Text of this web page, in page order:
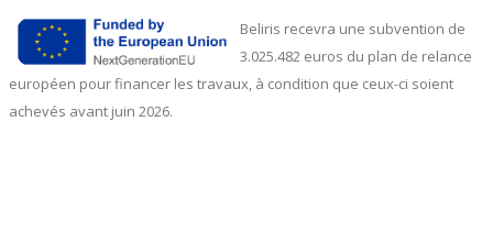
Beliris recevra une subvention de
3.025.482 euros du plan de relance
européen pour financer les travaux, à condition que ceux-ci soient
achevés avant juin 2026.